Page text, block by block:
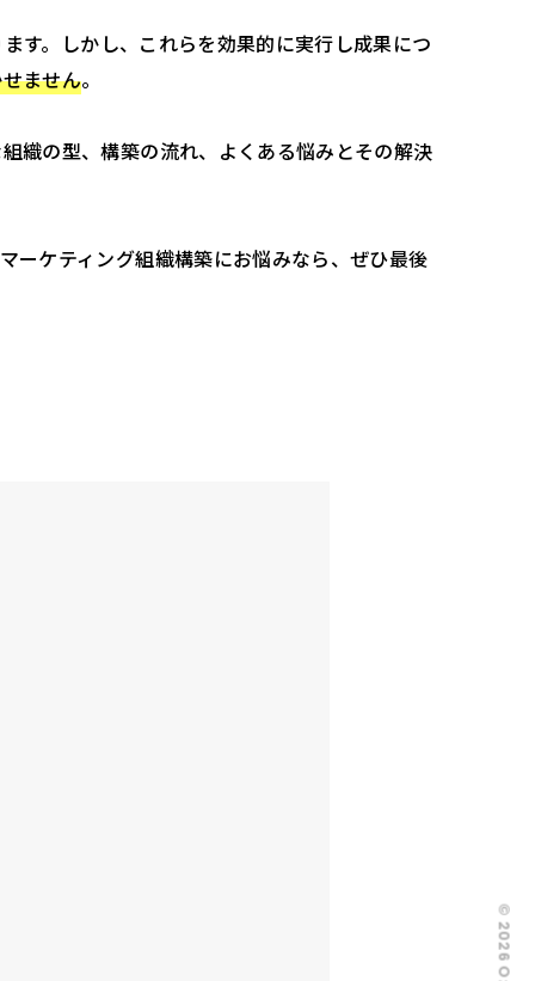
す。しかし、これらを効果的に実行し成果につ
ません。
織の型、構築の流れ、よくある悩みとその解決
ーケティング組織構築にお悩みなら、ぜひ最後